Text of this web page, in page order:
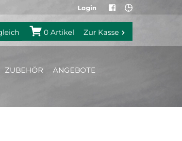
Login
0 Artikel Zur Kasse
ZUBEHÖR ANGEBOTE